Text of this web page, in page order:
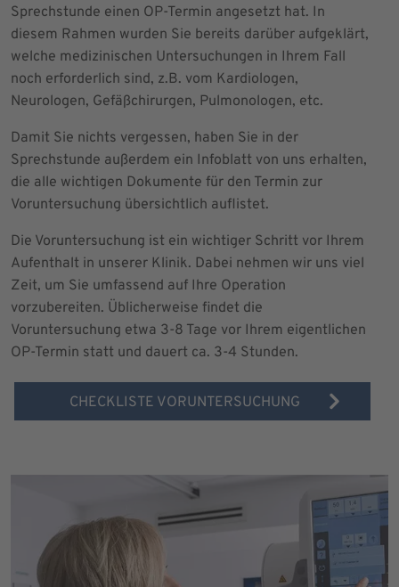
Sprechstunde einen OP-Termin angesetzt hat. In
diesem Rahmen wurden Sie bereits darüber aufgeklärt,
welche medizinischen Untersuchungen in Ihrem Fall
noch erforderlich sind, z.B. vom Kardiologen,
Neurologen, Gefäßchirurgen, Pulmonologen, etc.
Damit Sie nichts vergessen, haben Sie in der
Sprechstunde außerdem ein Infoblatt von uns erhalten,
die alle wichtigen Dokumente für den Termin zur
Voruntersuchung übersichtlich auflistet.
Die Voruntersuchung ist ein wichtiger Schritt vor Ihrem
Aufenthalt in unserer Klinik. Dabei nehmen wir uns viel
Zeit, um Sie umfassend auf Ihre Operation
vorzubereiten. Üblicherweise findet die
Voruntersuchung etwa 3-8 Tage vor Ihrem eigentlichen
OP-Termin statt und dauert ca. 3-4 Stunden.
CHECKLISTE VORUNTERSUCHUNG